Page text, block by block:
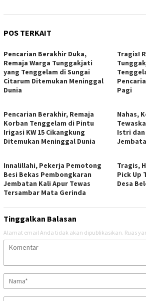
POS TERKAIT
Pencarian Berakhir Duka,
Remaja Warga Tunggakjati
yang Tenggelam di Sungai
Citarum Ditemukan Meninggal
Dunia
Tragis!
Pagi
Pencarian Berakhir, Remaja
Korban Tenggelam di Pintu
Irigasi KW 15 Cikangkung
Ditemukan Meninggal Dunia
Nahas,
Istri dan
Innalillahi, Pekerja Pemotong
Besi Bekas Pembongkaran
Jembatan Kali Apur Tewas
Tersambar Mata Gerinda
Tragis,
Pick Up
Desa
Tinggalkan Balasan
Alamat email Anda tidak akan dipublikasikan. Ruas